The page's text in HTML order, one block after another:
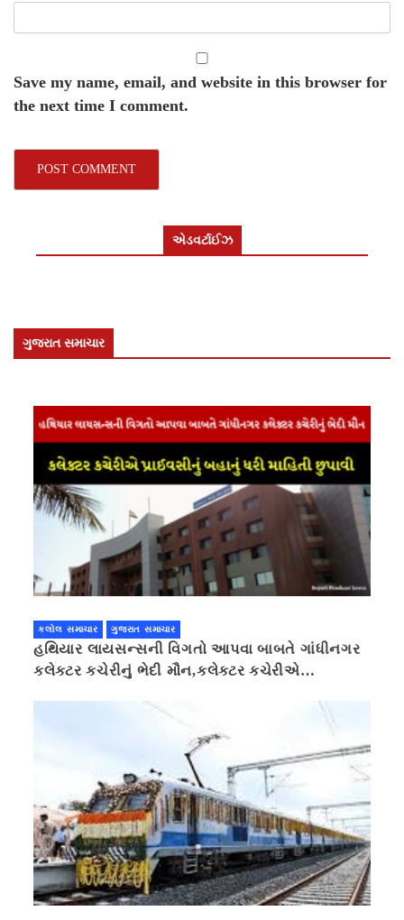
Save my name, email, and website in this browser for
the next time I comment.
એડવર્ટાઈઝ
ગુજરાત સમાચાર
કલોલ સમાચાર ગુજરાત સમાચાર
હથિયાર લાયસન્સની વિગતો આપવા બાબતે ગાંધીનગર
કલેક્ટર કચેરીનું ભેદી મૌન,કલેક્ટર કચેરીએ